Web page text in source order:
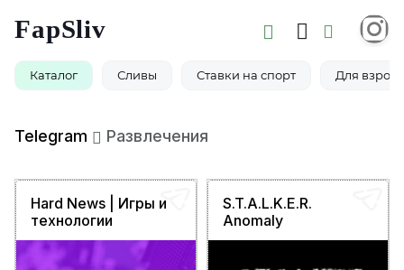
FapSliv
Каталог Сливы Ставки на спорт Для
Telegram Развлечения
Hard News | Игры и
технологии
S.T.A.L.K.E.R.
Anomaly